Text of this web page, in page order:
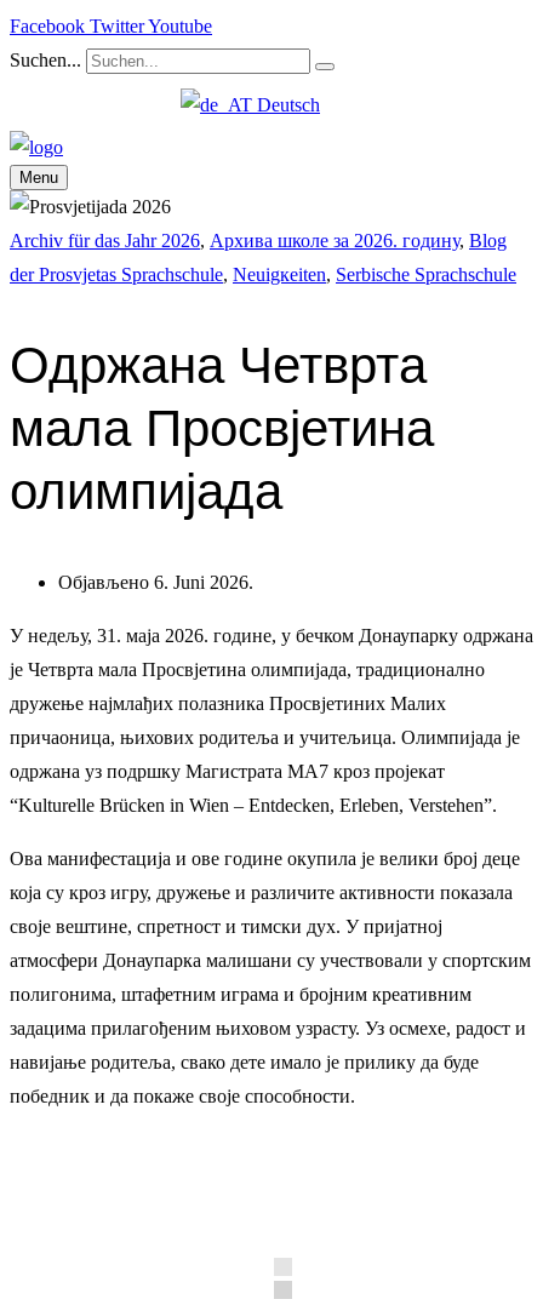
Facebook TwitterYoutube
Suchen...
Deutsch
Menu
Archiv für das Jahr 2026, Архива школе за 2026. годину, Blog
der Prosvjetas Sprachschule, Neuigкeiten, Serbische Sprachschule
Одржана Четврта
мала Просвјетина
олимпијада
Објављено 6. Juni 2026.
У недељу, 31. маја 2026. године, у бечком Донаупарку одржана
је Четврта мала Просвјетина олимпијада, традиционално
дружење најмлађих полазника Просвјетиних Малих
причаоница, њихових родитеља и учитељица. Олимпијада је
одржана уз подршку Магистрата МА7 кроз пројекат
“Kulturelle Brücken in Wien – Entdecken, Erleben, Verstehen”.
Ова манифестација и ове године окупила је велики број деце
која су кроз игру, дружење и различите активности показала
своје вештине, спретност и тимски дух. У пријатној
атмосфери Донаупарка малишани су учествовали у спортским
полигонима, штафетним играма и бројним креативним
задацима прилагођеним њиховом узрасту. Уз осмехе, радост и
навијање родитеља, свако дете имало је прилику да буде
победник и да покаже своје способности.